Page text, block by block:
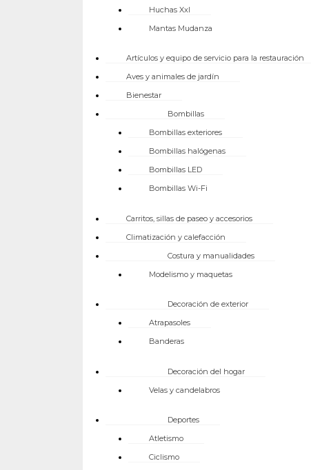
Huchas Xxl
Mantas Mudanza
Artículos y equipo de servicio para la restauración
Aves y animales de jardín
Bienestar
Bombillas
Bombillas exteriores
Bombillas halógenas
Bombillas LED
Bombillas Wi-Fi
Carritos, sillas de paseo y accesorios
Climatización y calefacción
Costura y manualidades
Modelismo y maquetas
Decoración de exterior
Atrapasoles
Banderas
Decoración del hogar
Velas y candelabros
Deportes
Atletismo
Ciclismo